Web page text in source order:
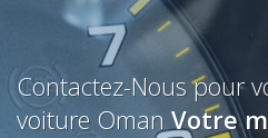
Contactez-Nous pour
voiture Oman Votre